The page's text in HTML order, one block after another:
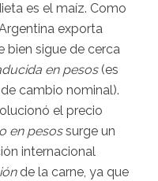
es el maíz. Como
exporta
bien sigue de cerca
en pesos(es
cambio nominal).
el precio
en pesossurge un
internacional
de la carne, ya que